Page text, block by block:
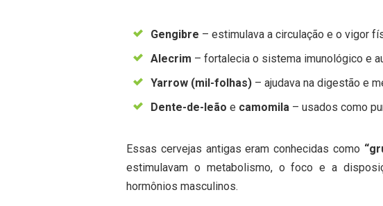
Gengibre – estimulava a circulação e o vigor
Alecrim – fortalecia o sistema imunológico e
Yarrow (mil-folhas) – ajudava na digestão e
Dente-de-leão e camomila – usados como
Essas cervejas antigas eram conhecidas como
estimulavam o metabolismo, o foco e a
hormônios masculinos.